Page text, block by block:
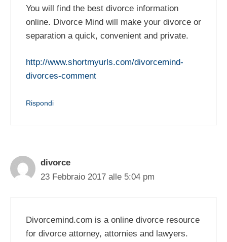
You will find the best divorce information
online. Divorce Mind will make your divorce or
separation a quick, convenient and private.
http://www.shortmyurls.com/divorcemind-
divorces-comment
Rispondi
divorce
23 Febbraio 2017 alle 5:04 pm
Divorcemind.com is a online divorce resource
for divorce attorney, attornies and lawyers.